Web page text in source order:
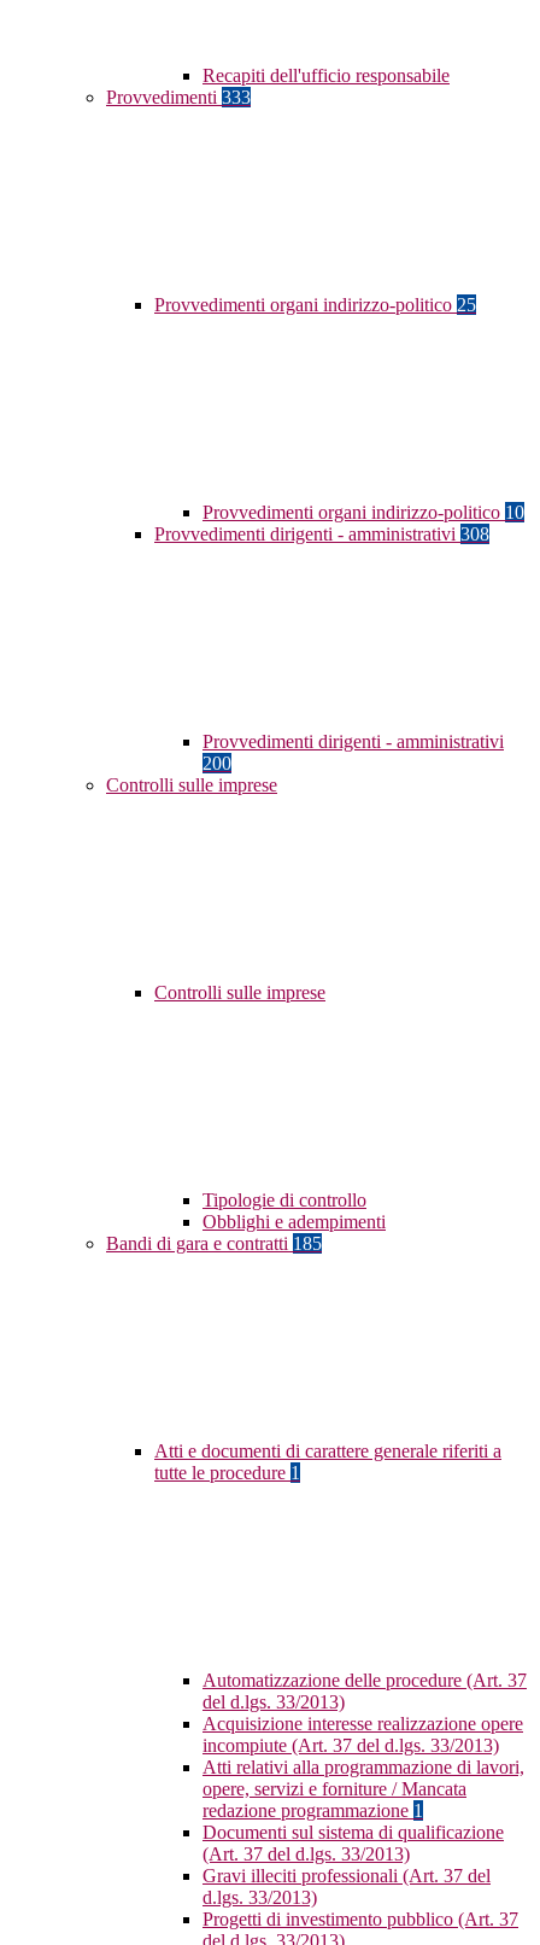
Recapiti dell'ufficio responsabile
Provvedimenti 333
Provvedimenti organi indirizzo-politico 25
Provvedimenti organi indirizzo-politico 10
Provvedimenti dirigenti - amministrativi 308
Provvedimenti dirigenti - amministrativi
200
Controlli sulle imprese
Controlli sulle imprese
Tipologie di controllo
Obblighi e adempimenti
Bandi di gara e contratti 185
Atti e documenti di carattere generale riferiti a
tutte le procedure 1
Automatizzazione delle procedure (Art. 37
del d.lgs. 33/2013)
Acquisizione interesse realizzazione opere
incompiute (Art. 37 del d.lgs. 33/2013)
Atti relativi alla programmazione di lavori,
opere, servizi e forniture / Mancata
redazione programmazione 1
Documenti sul sistema di qualificazione
(Art. 37 del d.lgs. 33/2013)
Gravi illeciti professionali (Art. 37 del
d.lgs. 33/2013)
Progetti di investimento pubblico (Art. 37